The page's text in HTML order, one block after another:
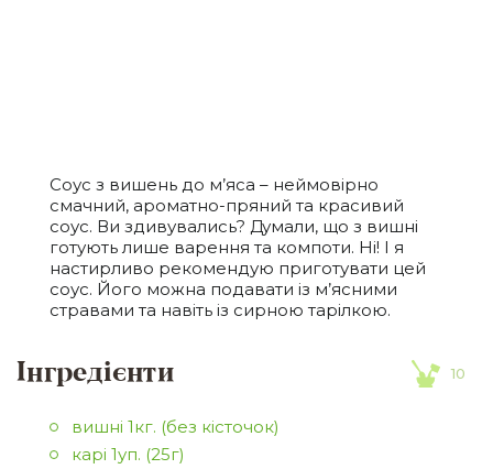
Соус з вишень до м’яса – неймовірно
смачний, ароматно-пряний та красивий
соус. Ви здивувались? Думали, що з вишні
готують лише варення та компоти. Ні! І я
настирливо рекомендую приготувати цей
соус. Його можна подавати із м’ясними
стравами та навіть із сирною тарілкою.
Інгредієнти 10
вишні 1кг. (без кісточок)
карі 1уп. (25г)